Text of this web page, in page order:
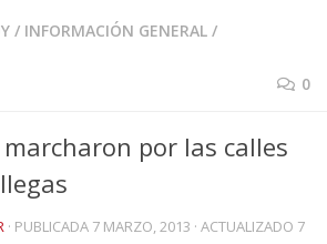
/ INFORMACIÓN GENERAL /
0
por las calles
· PUBLICADA 7 MARZO, 2013 · ACTUALIZADO 7